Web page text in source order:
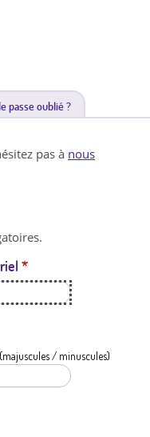
passe oublié ?
pas à nous
*
/ minuscules)